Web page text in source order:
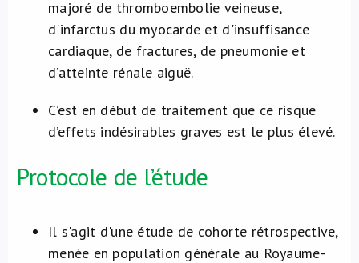
majoré de thromboembolie veineuse,
d'infarctus du myocarde et d'insuffisance
cardiaque, de fractures, de pneumonie et
d’atteinte rénale aiguë.
C’est en début de traitement que ce risque
d’effets indésirables graves est le plus élevé.
Protocole de l’étude
Il s'agit d'une étude de cohorte rétrospective,
menée en population générale au Royaume-